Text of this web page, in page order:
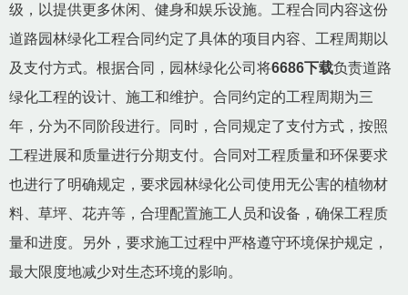
级，以提供更多休闲、健身和娱乐设施。工程合同内容这份
道路园林绿化工程合同约定了具体的项目内容、工程周期以
及支付方式。根据合同，园林绿化公司将6686下载负责道路
绿化工程的设计、施工和维护。合同约定的工程周期为三
年，分为不同阶段进行。同时，合同规定了支付方式，按照
工程进展和质量进行分期支付。合同对工程质量和环保要求
也进行了明确规定，要求园林绿化公司使用无公害的植物材
料、草坪、花卉等，合理配置施工人员和设备，确保工程质
量和进度。另外，要求施工过程中严格遵守环境保护规定，
最大限度地减少对生态环境的影响。